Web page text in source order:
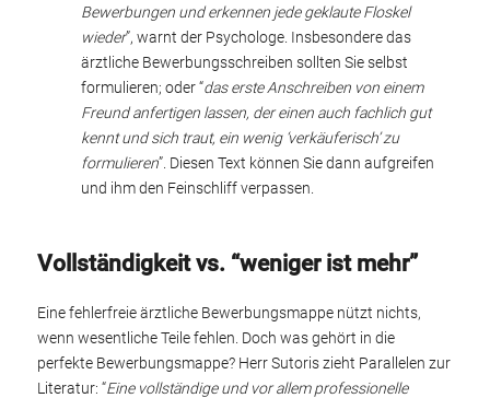
Bewerbungen und erkennen jede geklaute Floskel
wieder”, warnt der Psychologe. Insbesondere das
ärztliche Bewerbungsschreiben sollten Sie selbst
formulieren; oder “das erste Anschreiben von einem
Freund anfertigen lassen, der einen auch fachlich gut
kennt und sich traut, ein wenig ‘verkäuferisch’ zu
formulieren”. Diesen Text können Sie dann aufgreifen
und ihm den Feinschliff verpassen.
Vollständigkeit vs. “weniger ist mehr”
Eine fehlerfreie ärztliche Bewerbungsmappe nützt nichts,
wenn wesentliche Teile fehlen. Doch was gehört in die
perfekte Bewerbungsmappe? Herr Sutoris zieht Parallelen zur
Literatur: “Eine vollständige und vor allem professionelle